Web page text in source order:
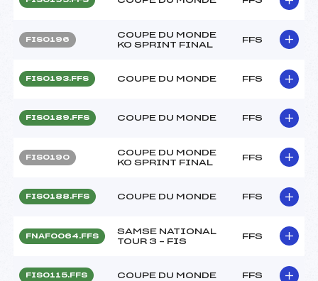
FIS0196
COUPE DU MONDE
KO SPRINT FINAL
FFS
FIS0193.FFS COUPE DU MONDE FFS
FIS0189.FFS COUPE DU MONDE FFS
FIS0190
COUPE DU MONDE
KO SPRINT FINAL
FFS
FIS0188.FFS COUPE DU MONDE FFS
FNAF0064.FFS
SAMSE NATIONAL
TOUR 3 – FIS
FFS
FIS0115.FFS COUPE DU MONDE FFS